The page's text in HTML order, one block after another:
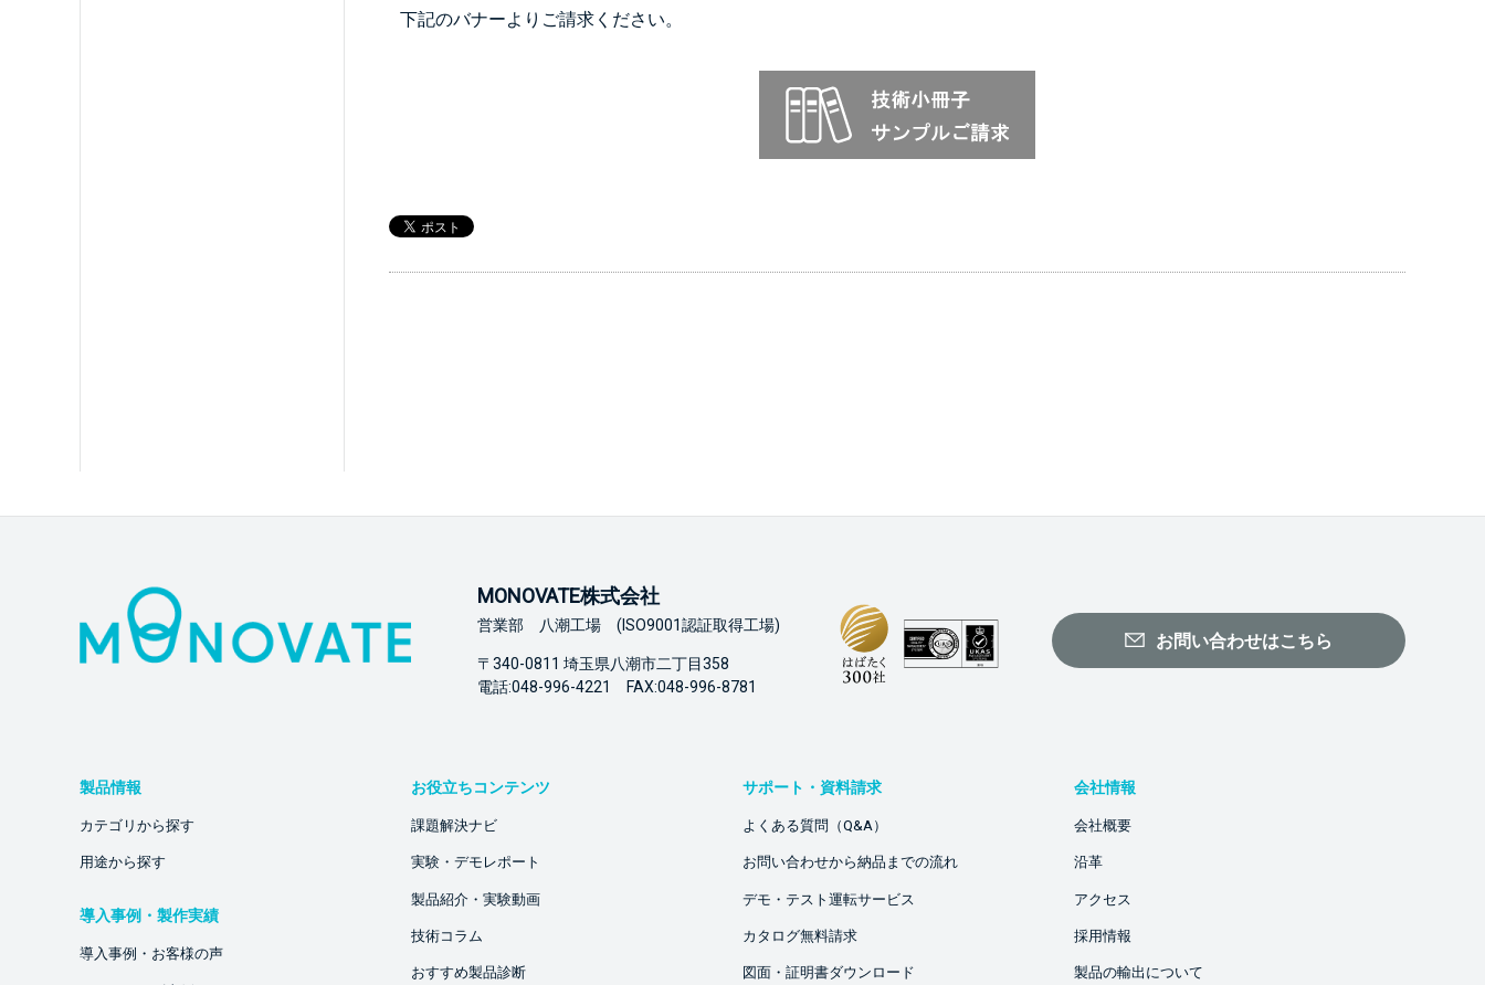
下記のバナーよりご請求ください。
MONOVATE株式会社
営業部 八潮工場 (ISO9001認証取得工場)
〒340-0811 埼玉県八潮市二丁目358
電話:048-996-4221 FAX:048-996-8781
お問い合わせはこちら
製品情報
カテゴリから探す
用途から探す
導入事例・製作実績
導入事例・お客様の声
お役立ちコンテンツ
課題解決ナビ
実験・デモレポート
製品紹介・実験動画
技術コラム
おすすめ製品診断
サポート・資料請求
よくある質問（Q&A）
お問い合わせから納品までの流れ
デモ・テスト運転サービス
カタログ無料請求
図面・証明書ダウンロード
会社情報
会社概要
沿革
アクセス
採用情報
製品の輸出について